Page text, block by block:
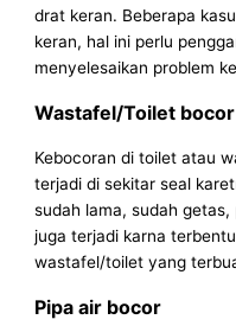
drat keran. Beberapa
keran, hal ini perlu
menyelesaikan problem
Wastafel/Toilet bocor
Kebocoran di toilet atau
terjadi di sekitar seal
sudah lama, sudah
juga terjadi karna
wastafel/toilet yang
Pipa air bocor